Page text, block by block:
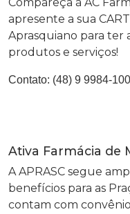
Compareça à AC
apresente a sua
Aprasquiano para ter
produtos e serviços!
Contato: (48) 9 9984-
Ativa Farmácia de
A APRASC segue
benefícios para as
contam com